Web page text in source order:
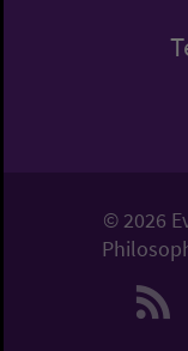
© 2026